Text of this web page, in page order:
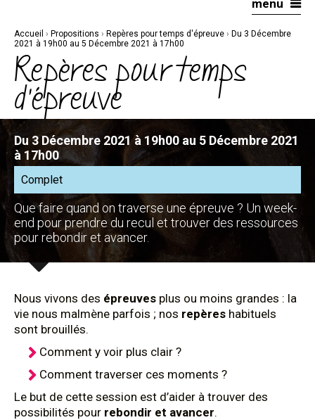
navigation
menu
Accueil › Propositions › Repères pour temps d'épreuve › Du 3 Décembre
2021 à 19h00 au 5 Décembre 2021 à 17h00
Repères pour temps
d'épreuve
Du 3 Décembre 2021 à 19h00 au 5 Décembre 2021
à 17h00
Complet
Que faire quand on traverse une épreuve ? Un week-
end pour prendre du recul et trouver des ressources
pour rebondir et avancer.
Nous vivons des épreuves plus ou moins grandes : la
vie nous malmène parfois ; nos repères habituels
sont brouillés.
Comment y voir plus clair ?
Comment traverser ces moments ?
Le but de cette session est d’aider à trouver des
possibilités pour rebondir et avancer.